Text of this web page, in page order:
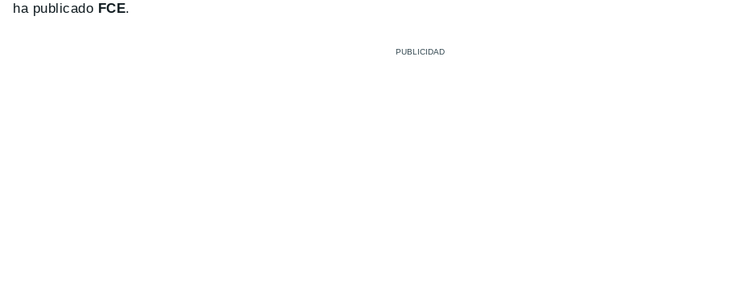
ha publicado FCE.